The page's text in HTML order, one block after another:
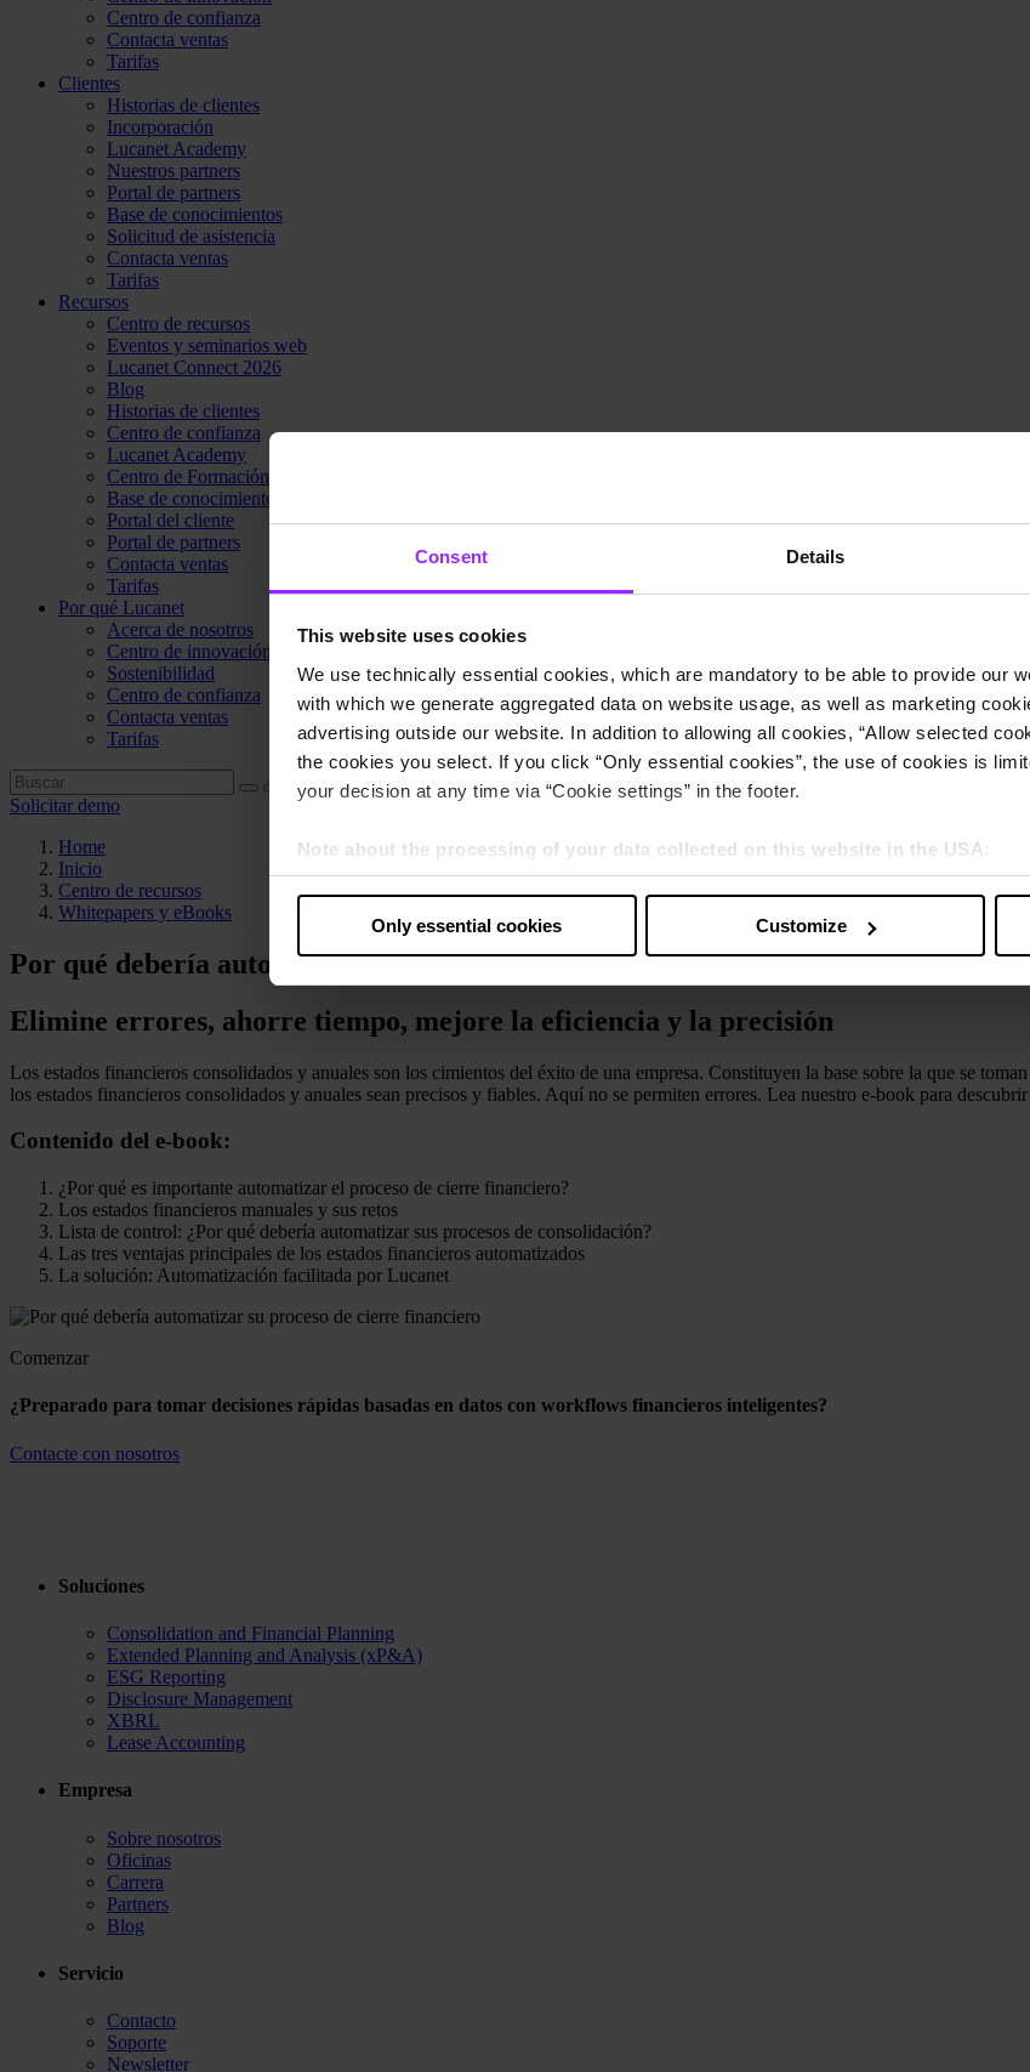
Consent Details
This website uses cookies
We use technically essential cookies, which are mandatory to be able to provide our
with which we generate aggregated data on website usage, as well as marketing
advertising outside our website. In addition to allowing all cookies, “Allow selected
the cookies you select. If you click “Only essential cookies”, the use of cookies is
your decision at any time via “Cookie settings” in the footer.
Note about the processing of your data collected on this website in the USA :
By clicking “Allow all cookies” you also agree that your data will be processed in the
that your data may be processed by US authorities.
Only essential cookies Customize
Centro de confianza
Contacta ventas
Tarifas
Clientes
Historias de clientes
Incorporación
Lucanet Academy
Nuestros partners
Portal de partners
Base de conocimientos
Solicitud de asistencia
Contacta ventas
Tarifas
Recursos
Centro de recursos
Eventos y seminarios web
Lucanet Connect 2026
Blog
Historias de clientes
Centro de confianza
Lucanet Academy
Centro de Formación
Base de conocimientos
Portal del cliente
Portal de partners
Contacta ventas
Tarifas
Por qué Lucanet
Acerca de nosotros
Centro de innovación
Sostenibilidad
Centro de confianza
Contacta ventas
Tarifas
Solicitar demo
Home
Inicio
Centro de recursos
Whitepapers y eBooks
Por qué debería automatizar su proceso de cierre financiero
Elimine errores, ahorre tiempo, mejore la eficiencia y la precisión
Los estados financieros consolidados y anuales son los cimientos del éxito de una empresa. Constituyen la base sobre la que se
los estados financieros consolidados y anuales sean precisos y fiables. Aquí no se permiten errores. Lea nuestro e-book para
Contenido del e-book:
¿Por qué es importante automatizar el proceso de cierre financiero?
Los estados financieros manuales y sus retos
Lista de control: ¿Por qué debería automatizar sus procesos de consolidación?
Las tres ventajas principales de los estados financieros automatizados
La solución: Automatización facilitada por Lucanet
Comenzar
¿Preparado para tomar decisiones rápidas basadas en datos con workflows financieros inteligentes?
Contacte con nosotros
Soluciones
Consolidation and Financial Planning
Extended Planning and Analysis (xP&A)
ESG Reporting
Disclosure Management
XBRL
Lease Accounting
Empresa
Sobre nosotros
Oficinas
Carrera
Partners
Blog
Servicio
Contacto
Soporte
Newsletter